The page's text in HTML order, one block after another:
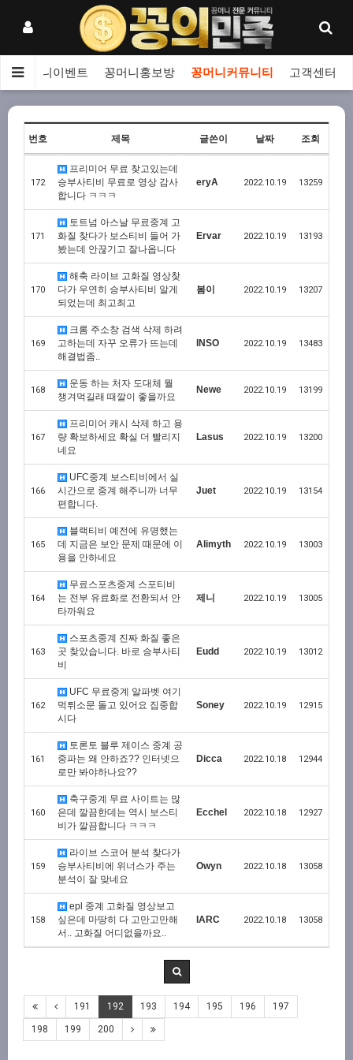
꽁머니이벤트 꽁머니홍보방 꽁머니커뮤니티 고객센터
번호 제목 글쓴이 날짜 조회
172
프리미어 무료 찾고있는데
승부사티비 무료로 영상 감사
합니다 ㅋㅋㅋ
eryA 2022.10.19 13259
171
토트넘 아스날 무료중계 고
화질 찾다가 보스티비 들어 가
봤는데 안끊기고 잘나옵니다
Ervar 2022.10.19 13193
170
해축 라이브 고화질 영상찾
다가 우연히 승부사티비 알게
되었는데 최고최고
봄이 2022.10.19 13207
169
크롬 주소창 검색 삭제 하려
고하는데 자꾸 오류가 뜨는데
해결법좀..
INSO 2022.10.19 13483
168
운동 하는 처자 도대체 뭘
챙겨먹길래 때깔이 좋을까요
Newe 2022.10.19 13199
167
프리미어 캐시 삭제 하고 용
량 확보하세요 확실 더 빨리지
네요
Lasus 2022.10.19 13200
166
UFC중계 보스티비에서 실
시간으로 중계 해주니까 너무
편합니다.
Juet 2022.10.19 13154
165
블랙티비 예전에 유명했는
데 지금은 보안 문제 때문에 이
용을 안하네요
Alimyth 2022.10.19 13003
164
무료스포츠중계 스포티비
는 전부 유료화로 전환되서 안
타까워요
제니 2022.10.19 13005
163
스포츠중계 진짜 화질 좋은
곳 찾았습니다. 바로 승부사티
비
Eudd 2022.10.19 13012
162
UFC 무료중계 알파벳 여기
먹튀소문 돌고 있어요 집중합
시다
Soney 2022.10.19 12915
161
토론토 블루 제이스 중계 공
중파는 왜 안하죠?? 인터넷으
로만 봐야하나요??
Dicca 2022.10.18 12944
160
축구중계 무료 사이트는 많
은데 깔끔한데는 역시 보스티
비가 깔끔합니다 ㅋㅋㅋ
Ecchel 2022.10.18 12927
159
라이브 스코어 분석 찾다가
승부사티비에 위너스가 주는
분석이 잘 맞네요
Owyn 2022.10.18 13058
158
epl 중계 고화질 영상보고
싶은데 마땅히 다 고만고만해
서.. 고화질 어디없을까요..
IARC 2022.10.18 13058
191 192 193 194 195 196 197
198 199 200